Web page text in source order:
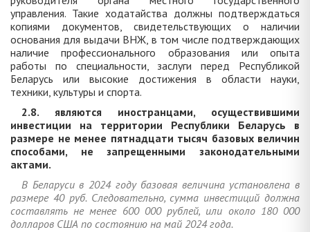
управления. Такие ходатайства должны подтверждаться
копиями документов, свидетельствующих о наличии
основания для выдачи ВНЖ, в том числе подтверждающих
наличие профессионального образования или опыта
работы по специальности, заслуги перед Республикой
Беларусь или высокие достижения в области науки,
техники, культуры и спорта.
2.8. являются иностранцами, осуществившими
инвестиции на территории Республики Беларусь в
размере не менее пятнадцати тысяч базовых величин
способами, не запрещенными законодательными
актами.
В Беларуси в 2024 году базовая величина установлена в
размере 40 руб. Следовательно, сумма инвестиций должна
составлять не менее 600 000 рублей, или около 180 000
долларов США по состоянию на май 2024 года.